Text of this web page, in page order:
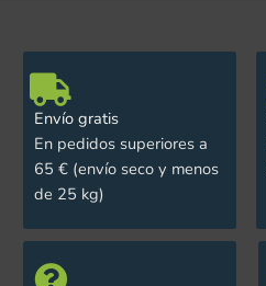
Envío gratis
En pedidos superiores a
65 € (envío seco y menos
de 25 kg)